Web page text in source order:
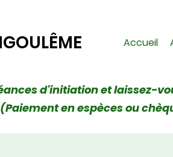
Accueil
d'initiation et laissez-
en espèces ou